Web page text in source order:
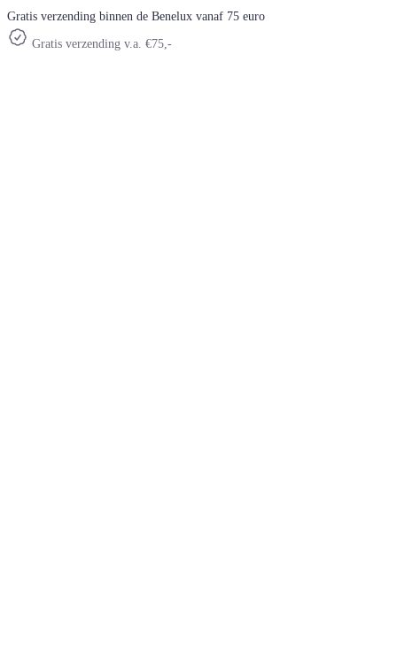
Gratis verzending binnen de Benelux vanaf 75 euro
Gratis verzending v.a. €75,-